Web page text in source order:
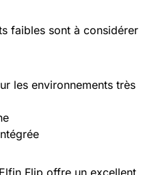
faibles sont à considérer
les environnements très